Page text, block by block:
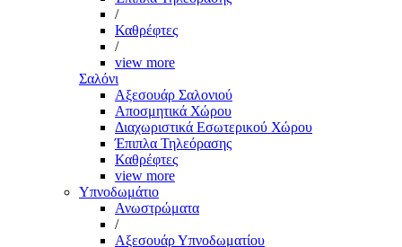
/
Καθρέφτες
/
view more
Σαλόνι
Αξεσουάρ Σαλονιού
Αποσμητικά Χώρου
Διαχωριστικά Εσωτερικού Χώρου
Έπιπλα Τηλεόρασης
Καθρέφτες
view more
Υπνοδωμάτιο
Ανωστρώματα
/
Αξεσουάρ Υπνοδωματίου